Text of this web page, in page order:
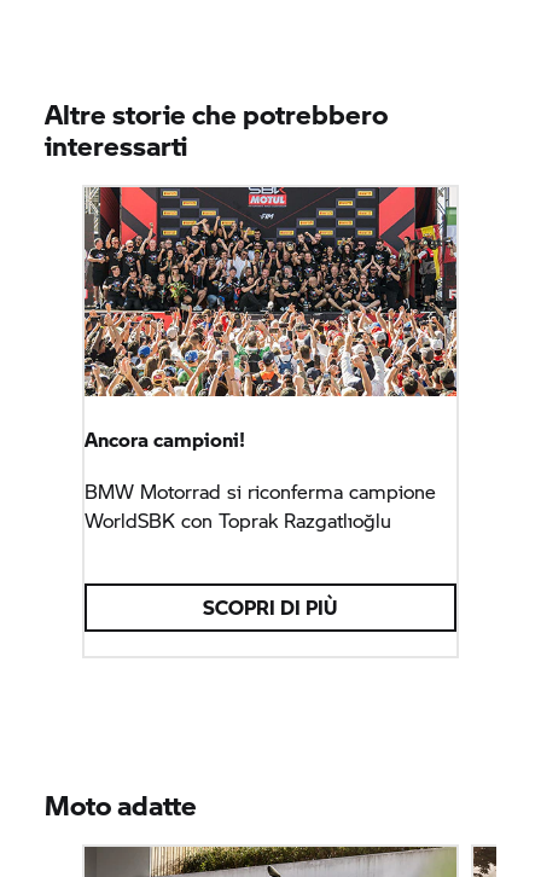
Altre storie che potrebbero
interessarti
Ancora campioni!
BMW Motorrad si riconferma campione
WorldSBK con Toprak Razgatlıoğlu
SCOPRI DI PIÙ
Moto adatte